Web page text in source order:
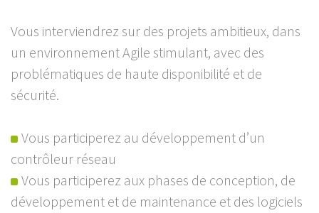
Vous interviendrez sur des projets ambitieux, dans
un environnement Agile stimulant, avec des
problématiques de haute disponibilité et de
sécurité.
Vous participerez au développement d’un
contrôleur réseau
Vous participerez aux phases de conception, de
développement et de maintenance et des logiciels